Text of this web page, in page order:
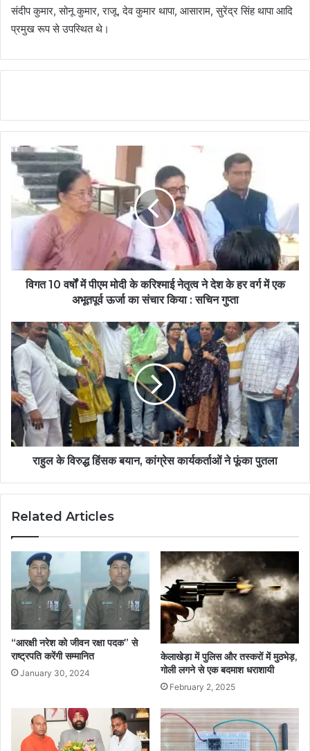
संदीप कुमार, सोनू कुमार, राजू, देव कुमार थापा, आसाराम, सुरेंद्र सिंह थापा आदि
प्रमुख रूप से उपस्थित थे।
विगत 10 वर्षों में पीएम मोदी के करिश्माई नेतृत्व ने देश के हर वर्ग में एक
अभूतपूर्व ऊर्जा का संचार किया : सचिन गुप्ता
राहुल के विरुद्ध हिंसक बयान, कांग्रेस कार्यकर्ताओं ने फूंका पुतला
Related Articles
“आरक्षी नरेश को जीवन रक्षा पदक” से
राष्ट्रपति करेंगी सम्मानित
January 30, 2024
केलाखेड़ा में पुलिस और तस्करों में मुठभेड़,
गोली लगने से एक बदमाश धराशायी
February 2, 2025